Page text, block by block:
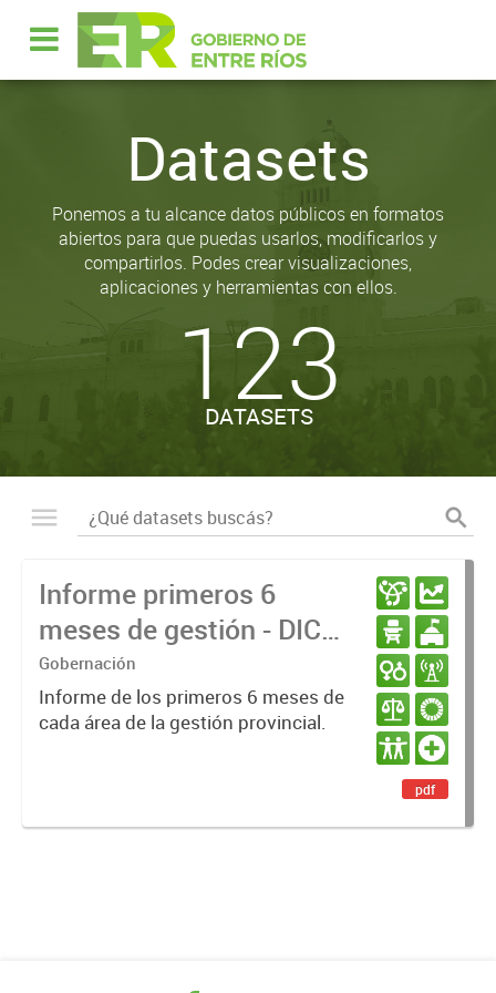
Datasets
Ponemos a tu alcance datos públicos en formatos
abiertos para que puedas usarlos, modificarlos y
compartirlos. Podes crear visualizaciones,
aplicaciones y herramientas con ellos.
123
DATASETS
Informe primeros 6
meses de gestión - DIC
23 / JUN 24
Gobernación
Informe de los primeros 6 meses de
cada área de la gestión provincial.
pdf